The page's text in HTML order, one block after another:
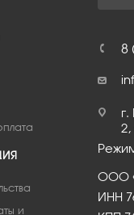
и
8
ООО
ИНН